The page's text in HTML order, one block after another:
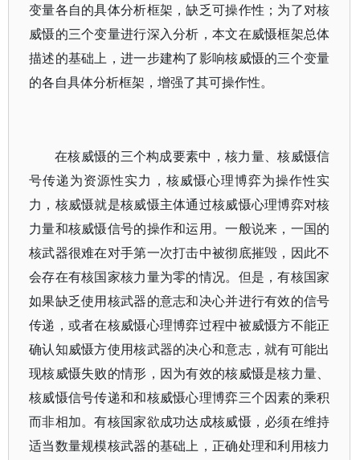
变量各自的具体分析框架，缺乏可操作性；为了对核
威慑的三个变量进行深入分析，本文在威慑框架总体
描述的基础上，进一步建构了影响核威慑的三个变量
的各自具体分析框架，增强了其可操作性。
在核威慑的三个构成要素中，核力量、核威慑信
号传递为资源性实力，核威慑心理博弈为操作性实
力，核威慑就是核威慑主体通过核威慑心理博弈对核
力量和核威慑信号的操作和运用。一般说来，一国的
核武器很难在对手第一次打击中被彻底摧毁，因此不
会存在有核国家核力量为零的情况。但是，有核国家
如果缺乏使用核武器的意志和决心并进行有效的信号
传递，或者在核威慑心理博弈过程中被威慑方不能正
确认知威慑方使用核武器的决心和意志，就有可能出
现核威慑失败的情形，因为有效的核威慑是核力量、
核威慑信号传递和和核威慑心理博弈三个因素的乘积
而非相加。有核国家欲成功达成核威慑，必须在维持
适当数量规模核武器的基础上，正确处理和利用核力